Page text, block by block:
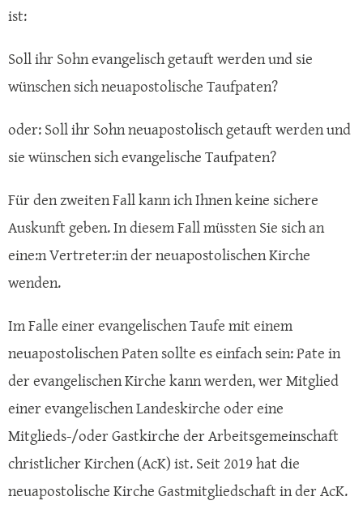
ist:
Soll ihr Sohn evangelisch getauft werden und sie
wünschen sich neuapostolische Taufpaten?
oder: Soll ihr Sohn neuapostolisch getauft werden und
sie wünschen sich evangelische Taufpaten?
Für den zweiten Fall kann ich Ihnen keine sichere
Auskunft geben. In diesem Fall müssten Sie sich an
eine:n Vertreter:in der neuapostolischen Kirche
wenden.
Im Falle einer evangelischen Taufe mit einem
neuapostolischen Paten sollte es einfach sein: Pate in
der evangelischen Kirche kann werden, wer Mitglied
einer evangelischen Landeskirche oder eine
Mitglieds-/oder Gastkirche der Arbeitsgemeinschaft
christlicher Kirchen (AcK) ist. Seit 2019 hat die
neuapostolische Kirche Gastmitgliedschaft in der AcK.